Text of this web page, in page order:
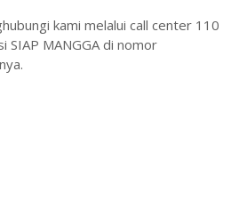
kami melalui call center 110
SIAP MANGGA di nomor